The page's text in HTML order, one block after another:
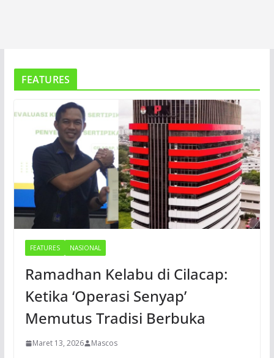
FEATURES
FEATURES NASIONAL
Ramadhan Kelabu di Cilacap:
Ketika ‘Operasi Senyap’
Memutus Tradisi Berbuka
Maret 13, 2026 Mascos